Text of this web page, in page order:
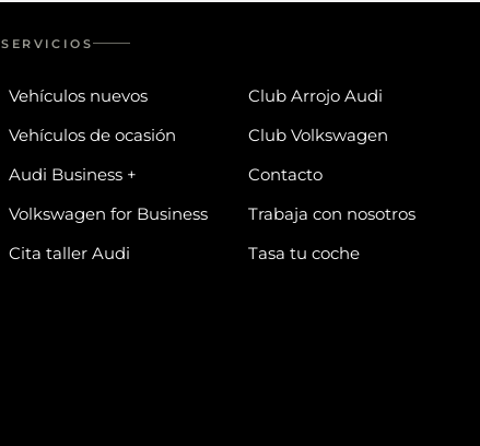
SERVICIOS
Vehículos nuevos
Vehículos de ocasión
Audi Business +
Volkswagen for Business
Cita taller Audi
Club Arrojo Audi
Club Volkswagen
Contacto
Trabaja con nosotros
Tasa tu coche